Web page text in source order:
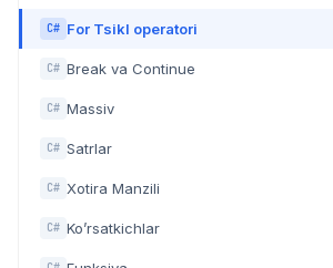
C# For Tsikl operatori
C# Break va Continue
C# Massiv
C# Satrlar
C# Xotira Manzili
C# Ko’rsatkichlar